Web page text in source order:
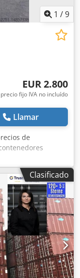
1 /9
EUR 2.800
precio fijo IVA no incluído
Llamar
de
NUEVOS
2024
Afsrgp
de seguridad
el contenedor del
RAL 5013
antracita RAL
7030 gris piedra
RAL 9005 negro
de entrega y
- ¡completamente
Si lo desea... -
Clasificado